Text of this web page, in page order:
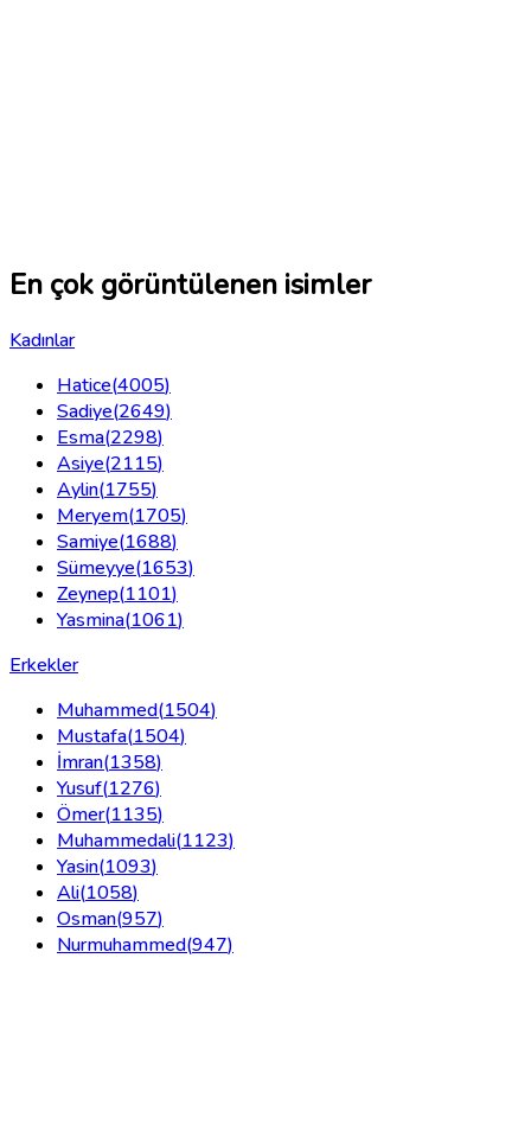
En çok görüntülenen isimler
Kadınlar
Hatice(4005)
Sadiye(2649)
Esma(2298)
Asiye(2115)
Aylin(1755)
Meryem(1705)
Samiye(1688)
Sümeyye(1653)
Zeynep(1101)
Yasmina(1061)
Erkekler
Muhammed(1504)
Mustafa(1504)
İmran(1358)
Yusuf(1276)
Ömer(1135)
Muhammedali(1123)
Yasin(1093)
Ali(1058)
Osman(957)
Nurmuhammed(947)